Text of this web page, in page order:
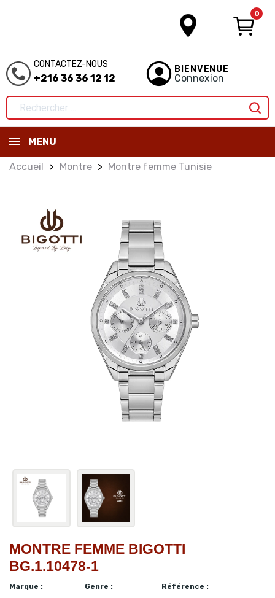
0
CONTACTEZ-NOUS
+216 36 36 12 12
BIENVENUE
Connexion
MENU
Accueil Montre Montre femme Tunisie
MONTRE FEMME BIGOTTI
BG.1.10478-1
Marque :
Genre :
Référence :